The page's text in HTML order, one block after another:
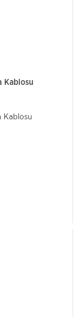
Kablosu
Kablosu